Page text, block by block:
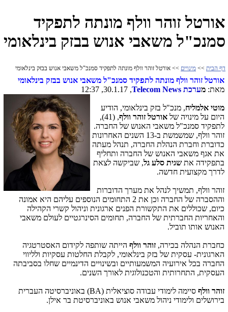
אורטל זוהר וולף מונתה לתפקיד
סמנכ"ל משאבי אנוש בבזק בינלאומי
דף הבית >> מינויים >> אורטל זוהר וולף מונתה לתפקיד סמנכ"ל משאבי אנוש בבזק בינלאומי
אורטל זוהר וולף מונתה לתפקיד סמנכ"ל משאבי אנוש בבזק בינלאומי
מאת: מערכת Telecom News
, 30.1.17, 12:37
מוטי אלמליח, מנכ"ל בזק בינלאומי, הודיע
היום על מינויה של אורטל זוהר וולף
, (41),
לתפקיד סמנכ"ל משאבי האנוש של החברה.
זוהר וולף, שמשמשת ב-13 השנים האחרונות
כדוברת וחברת הנהלת החברה, תנהל מעתה
את אגף משאבי האנוש של החברה ותחליף
בתפקידה את שגית סלע גל, שביקשה לצאת
לדרך מקצועית חדשה.
זוהר וולף, תמשיך לנהל את מערך הדוברות
וההסברה של החברה וכן את 2 התחומים הנוספים עליהם היא אמונה
כיום, שכוללים את התקשורת הפנים ארגונית וניהול קשרי הקהילה
והאחריות החברתית של החברה, תחומים הסינרגטיים לעולם משאבי
האנוש אותו תוביל.
כחברת הנהלה בכירה, זוהר וולף הייתה שותפה לקידום האסטרטגיה
הארגונית- עסקית של בזק בינלאומי, לקבלת החלטות עסקיות ולליווי
החברה בכל אירועיה המשמעותיים ובשינויים הדינמיים שחלו בסביבתה
העסקית, התחרותית והטכנולוגית לאורך השנים.
זוהר וולף סיימה לימודי עבודה סוציאלית (BA) באוניברסיטה העברית
בירושלים ולימודי ניהול משאבי אנוש באוניברסיטת בר אילן.